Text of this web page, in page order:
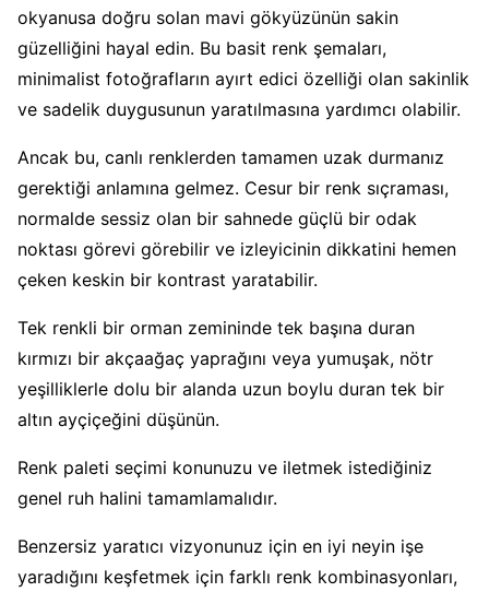
okyanusa doğru solan mavi gökyüzünün sakin
güzelliğini hayal edin. Bu basit renk şemaları,
minimalist fotoğrafların ayırt edici özelliği olan sakinlik
ve sadelik duygusunun yaratılmasına yardımcı olabilir.
Ancak bu, canlı renklerden tamamen uzak durmanız
gerektiği anlamına gelmez. Cesur bir renk sıçraması,
normalde sessiz olan bir sahnede güçlü bir odak
noktası görevi görebilir ve izleyicinin dikkatini hemen
çeken keskin bir kontrast yaratabilir.
Tek renkli bir orman zemininde tek başına duran
kırmızı bir akçaağaç yaprağını veya yumuşak, nötr
yeşilliklerle dolu bir alanda uzun boylu duran tek bir
altın ayçiçeğini düşünün.
Renk paleti seçimi konunuzu ve iletmek istediğiniz
genel ruh halini tamamlamalıdır.
Benzersiz yaratıcı vizyonunuz için en iyi neyin işe
yaradığını keşfetmek için farklı renk kombinasyonları,